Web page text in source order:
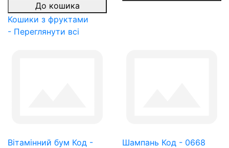
До кошика
Кошики з фруктами
- Переглянути всі
Вітамінний бум Код -
Шампань Код - 0668